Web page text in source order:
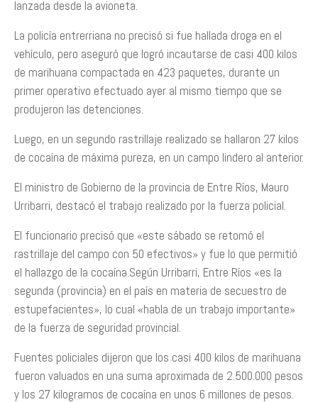
lanzada desde la avioneta.
La policía entrerriana no precisó si fue hallada droga en el
vehículo, pero aseguró que logró incautarse de casi 400 kilos
de marihuana compactada en 423 paquetes, durante un
primer operativo efectuado ayer al mismo tiempo que se
produjeron las detenciones.
Luego, en un segundo rastrillaje realizado se hallaron 27 kilos
de cocaína de máxima pureza, en un campo lindero al anterior.
El ministro de Gobierno de la provincia de Entre Ríos, Mauro
Urribarri, destacó el trabajo realizado por la fuerza policial.
El funcionario precisó que «este sábado se retomó el
rastrillaje del campo con 50 efectivos» y fue lo que permitió
el hallazgo de la cocaína.Según Urribarri, Entre Ríos «es la
segunda (provincia) en el país en materia de secuestro de
estupefacientes», lo cual «habla de un trabajo importante»
de la fuerza de seguridad provincial.
Fuentes policiales dijeron que los casi 400 kilos de marihuana
fueron valuados en una suma aproximada de 2.500.000 pesos
y los 27 kilogramos de cocaína en unos 6 millones de pesos.